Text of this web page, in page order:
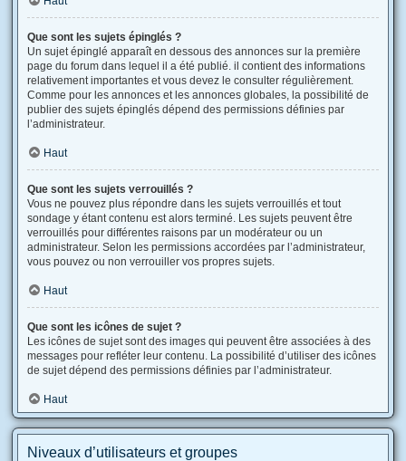
Que sont les sujets épinglés ?
Un sujet épinglé apparaît en dessous des annonces sur la première
page du forum dans lequel il a été publié. il contient des informations
relativement importantes et vous devez le consulter régulièrement.
Comme pour les annonces et les annonces globales, la possibilité de
publier des sujets épinglés dépend des permissions définies par
l’administrateur.
Haut
Que sont les sujets verrouillés ?
Vous ne pouvez plus répondre dans les sujets verrouillés et tout
sondage y étant contenu est alors terminé. Les sujets peuvent être
verrouillés pour différentes raisons par un modérateur ou un
administrateur. Selon les permissions accordées par l’administrateur,
vous pouvez ou non verrouiller vos propres sujets.
Haut
Que sont les icônes de sujet ?
Les icônes de sujet sont des images qui peuvent être associées à des
messages pour refléter leur contenu. La possibilité d’utiliser des icônes
de sujet dépend des permissions définies par l’administrateur.
Haut
Niveaux d’utilisateurs et groupes